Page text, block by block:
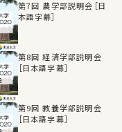
第7回 農学部説明会［日
本語字幕］
第8回 経済学部説明会
［日本語字幕］
第9回 教養学部説明会
［日本語字幕］